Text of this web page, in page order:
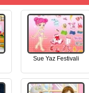
Sue Yaz Festivali